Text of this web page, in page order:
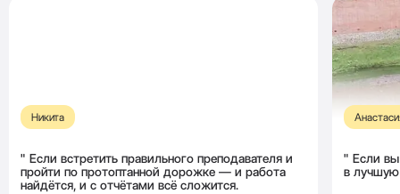
Никита
Если встретить правильного преподавателя и
пройти по протоптанной дорожке — и работа
найдётся, и с отчётами всё сложится.
Если
в